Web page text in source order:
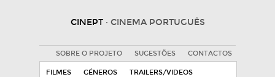
CINEPT · CINEMA PORTUGUÊS
SOBRE O PROJETO SUGESTÕES CONTACTOS
FILMES GÉNEROS TRAILERS/VIDEOS